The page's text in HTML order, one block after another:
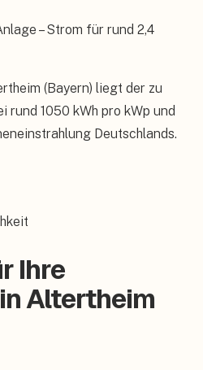
– Strom für rund 2,4
(Bayern) liegt der zu
1050 kWh pro kWp und
Deutschlands.
Ihre
Altertheim